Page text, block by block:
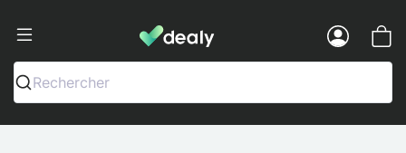
Dealy - Kotelot ja tarvikkeet
Rechercher